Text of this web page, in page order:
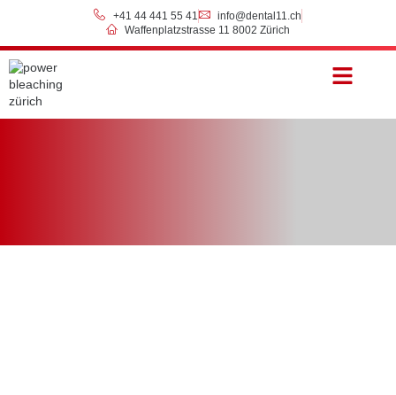
+41 44 441 55 41
info@dental11.ch
Waffenplatzstrasse 11 8002 Zürich